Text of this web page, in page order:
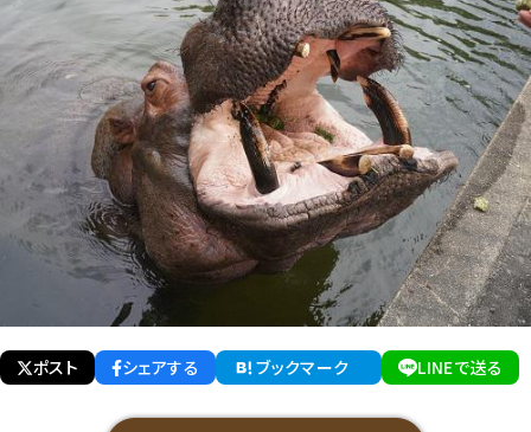
ポスト シェアする ブックマーク LINEで送る